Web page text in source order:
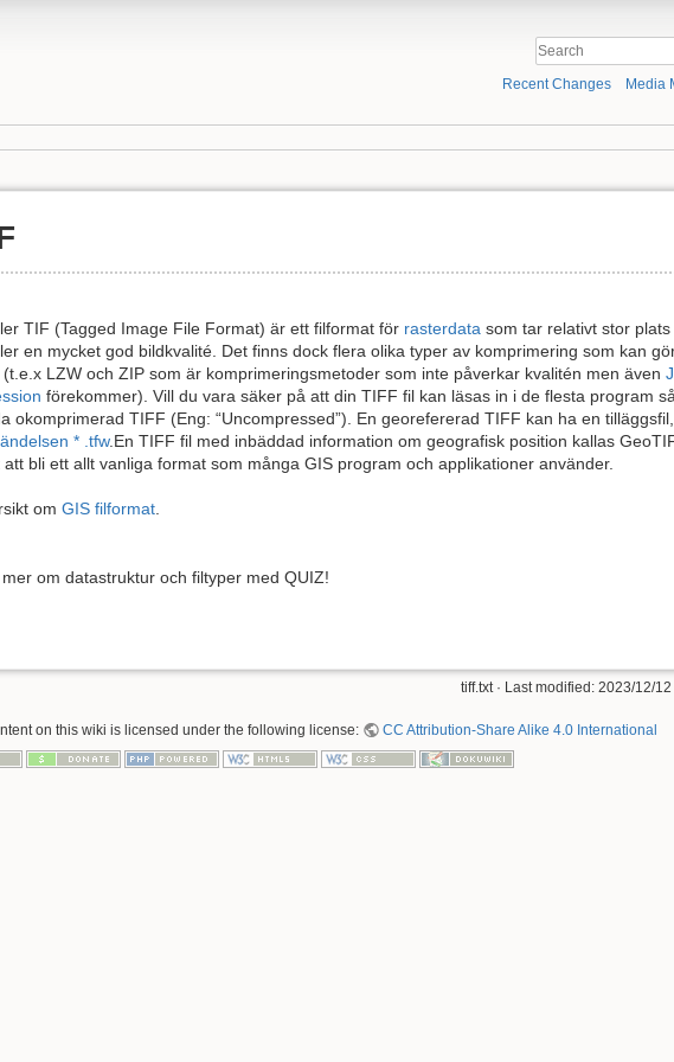
Recent Changes Media
TIF (Tagged Image File Format) är ett filformat för rasterdata som tar relativt stor plats
en mycket god bildkvalité. Det finns dock flera olika typer av komprimering som kan
LZW och ZIP som är komprimeringsmetoder som inte påverkar kvalitén men även
förekommer). Vill du vara säker på att din TIFF fil kan läsas in i de flesta program
okomprimerad TIFF (Eng: “Uncompressed”). En georefererad TIFF kan ha en tilläggsfil,
* .tfw.En TIFF fil med inbäddad information om geografisk position kallas
att bli ett allt vanliga format som många GIS program och applikationer använder.
om GIS filformat.
om datastruktur och filtyper med QUIZ!
tiff.txt · Last modified: 2023/12/
on this wiki is licensed under the following license: CC Attribution-Share Alike 4.0 International